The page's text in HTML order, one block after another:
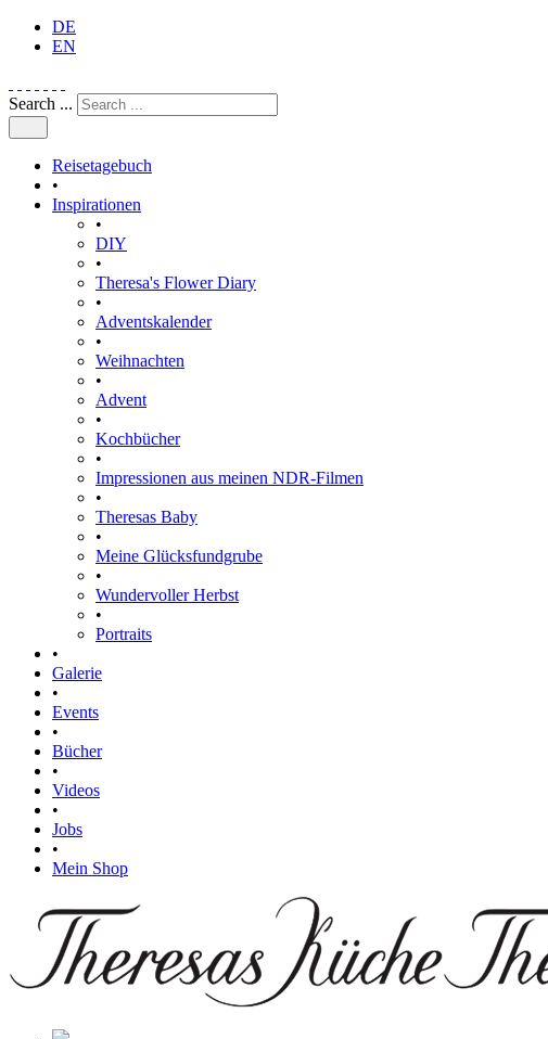
DE
EN
Search ...
Reisetagebuch
•
Inspirationen
•
DIY
•
Theresa's Flower Diary
•
Adventskalender
•
Weihnachten
•
Advent
•
Kochbücher
•
Impressionen aus meinen NDR-Filmen
•
Theresas Baby
•
Meine Glücksfundgrube
•
Wundervoller Herbst
•
Portraits
•
Galerie
•
Events
•
Bücher
•
Videos
•
Jobs
•
Mein Shop